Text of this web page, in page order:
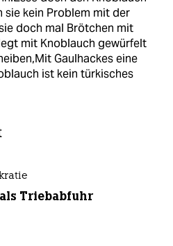
sie kein Problem mit der
doch mal Brötchen mit
mit Knoblauch gewürfelt
Gaulhackes eine
ist kein türkisches
Triebabfuhr